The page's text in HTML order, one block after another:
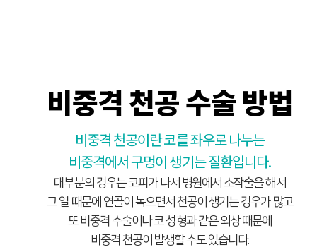
비중격 천공 수술 방법
비중격 천공이란 코를 좌우로 나누는
비중격에서 구멍이 생기는 질환입니다.
대부분의 경우는 코피가 나서 병원에서 소작술을 해서
그 열 때문에 연골이 녹으면서 천공이 생기는 경우가 많고
또 비중격 수술이나 코 성형과 같은 외상 때문에
비중격 천공이 발생할 수도 있습니다.